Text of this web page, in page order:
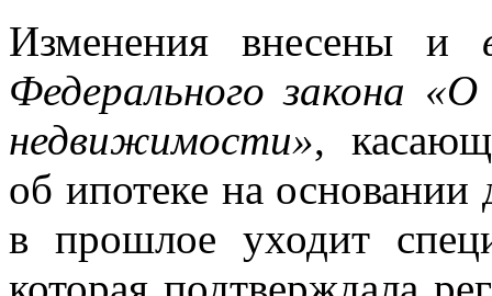
Изменения внесены и
Федерального закона
недвижимости»,
об ипотеке на
в прошлое уходит